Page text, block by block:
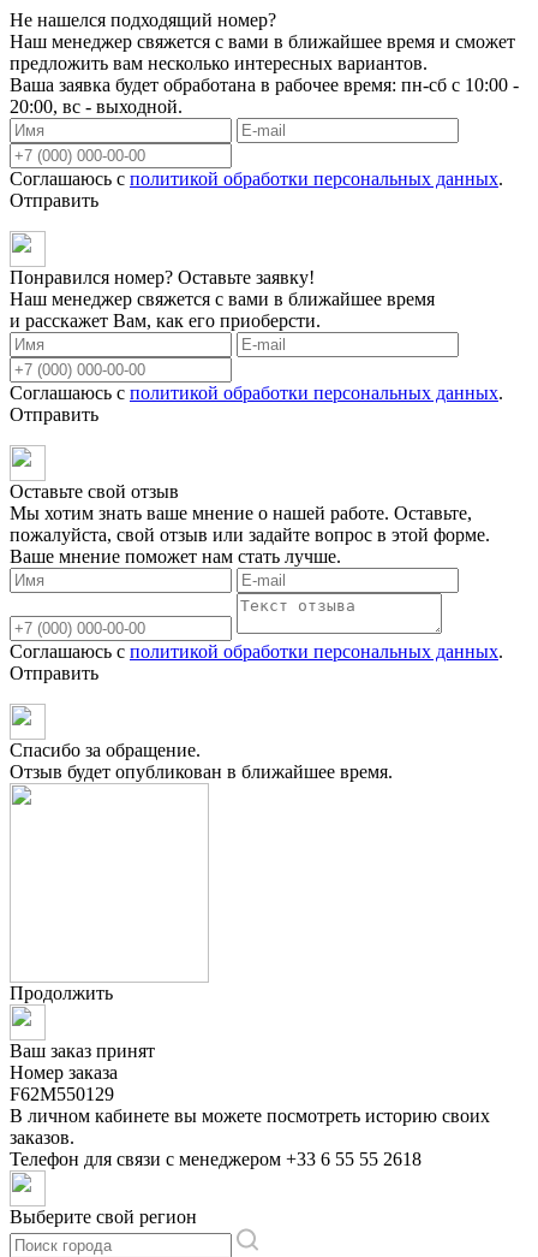
Не нашелся подходящий номер?
Наш менеджер свяжется с вами в ближайшее время и сможет
предложить вам несколько интересных вариантов.
Ваша заявка будет обработана в рабочее время: пн-сб с 10:00 -
20:00, вс - выходной.
Соглашаюсь с политикой обработки персональных данных.
Отправить
Понравился номер? Оставьте заявку!
Наш менеджер свяжется с вами в ближайшее время
и расскажет Вам, как его приоберсти.
Соглашаюсь с политикой обработки персональных данных.
Отправить
Оставьте свой отзыв
Мы хотим знать ваше мнение о нашей работе. Оставьте,
пожалуйста, свой отзыв или задайте вопрос в этой форме.
Ваше мнение поможет нам стать лучше.
Соглашаюсь с политикой обработки персональных данных.
Отправить
Спасибо за обращение.
Отзыв будет опубликован в ближайшее время.
Продолжить
Ваш заказ принят
Номер заказа
F62M550129
В личном кабинете вы можете посмотреть историю своих
заказов.
Телефон для связи с менеджером +33 6 55 55 2618
Выберите свой регион